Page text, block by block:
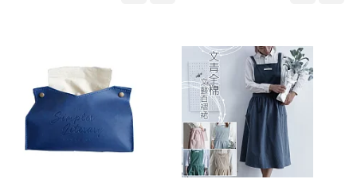
中公教育少數民族漢語水平等級考
試研究中心(28)
張煒(28)
ライセンスエージェント(211)
北京理工大學出版社(211)